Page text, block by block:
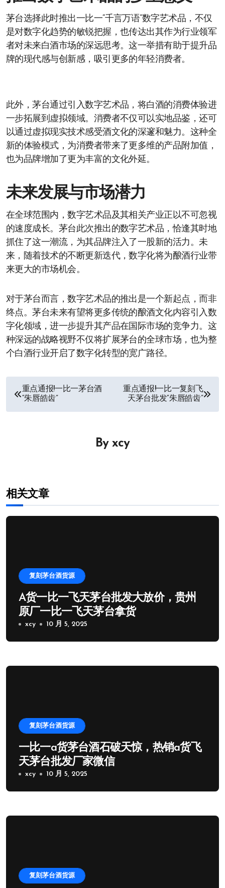
茅台选择此时推出一比一“千言万语”数字艺术品，不仅
是对数字化趋势的敏锐把握，也传达出其作为行业领军
者对未来白酒市场的深远思考。这一举措有助于提升品
牌的现代感与创新感，吸引更多的年轻消费者。
此外，茅台通过引入数字艺术品，将白酒的消费体验进
一步拓展到虚拟领域。消费者不仅可以实地品鉴，还可
以通过虚拟现实技术感受酒文化的深邃和魅力。这种全
新的体验模式，为消费者带来了更多维的产品附加值，
也为品牌增加了更为丰富的文化外延。
未来发展与市场潜力
在全球范围内，数字艺术品及其相关产业正以不可忽视
的速度成长。茅台此次推出的数字艺术品，恰逢其时地
抓住了这一潮流，为其品牌注入了一股新的活力。未
来，随着技术的不断更新迭代，数字化将为酿酒行业带
来更大的市场机会。
对于茅台而言，数字艺术品的推出是一个新起点，而非
终点。茅台未来有望将更多传统的酿酒文化内容引入数
字化领域，进一步提升其产品在国际市场的竞争力。这
种深远的战略视野不仅将扩展茅台的全球市场，也为整
个白酒行业开启了数字化转型的宽广路径。
文
章
重点通报!一比一茅台酒
“朱唇皓齿”
重点通报!一比一复刻飞
天茅台批发“朱唇皓齿”
By xcy
相关文章
复刻茅台酒货源
A货一比一飞天茅台批发大放价，贵州
原厂一比一飞天茅台拿货
xcy 10 月 5, 2025
复刻茅台酒货源
一比一a货茅台酒石破天惊，热销a货飞
天茅台批发厂家微信
xcy 10 月 5, 2025
复刻茅台酒货源